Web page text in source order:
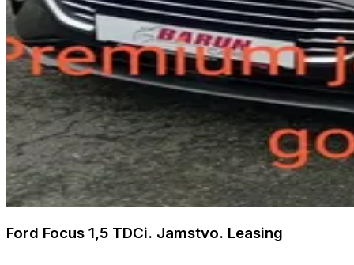
Ford Focus 1,5 TDCi. Jamstvo. Leasing